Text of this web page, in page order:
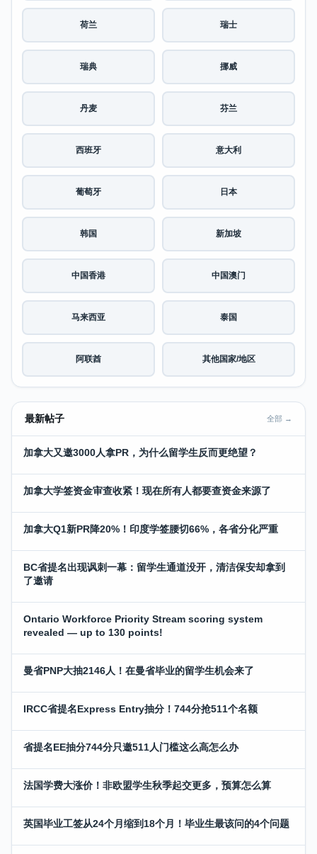
荷兰 瑞士
瑞典 挪威
丹麦 芬兰
西班牙 意大利
葡萄牙 日本
韩国 新加坡
中国香港 中国澳门
马来西亚 泰国
阿联酋 其他国家/地区
最新帖子 全部 →
加拿大又邀3000人拿PR，为什么留学生反而更绝望？
加拿大学签资金审查收紧！现在所有人都要查资金来源了
加拿大Q1新PR降20%！印度学签腰切66%，各省分化严重
BC省提名出现讽刺一幕：留学生通道没开，清洁保安却拿到
了邀请
Ontario Workforce Priority Stream scoring system
revealed — up to 130 points!
曼省PNP大抽2146人！在曼省毕业的留学生机会来了
IRCC省提名Express Entry抽分！744分抢511个名额
省提名EE抽分744分只邀511人门槛这么高怎么办
法国学费大涨价！非欧盟学生秋季起交更多，预算怎么算
英国毕业工签从24个月缩到18个月！毕业生最该问的4个问题